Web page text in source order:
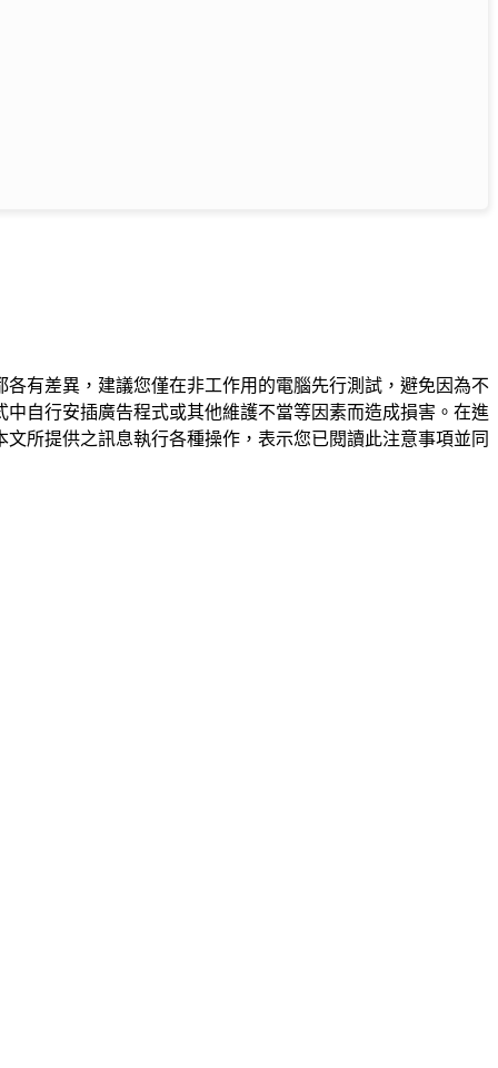
有差異，建議您僅在非工作用的電腦先行測試，避免因為不
自行安插廣告程式或其他維護不當等因素而造成損害。在進
所提供之訊息執行各種操作，表示您已閱讀此注意事項並同